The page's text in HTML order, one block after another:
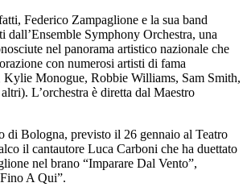
Federico Zampaglione e la sua band
dall’Ensemble Symphony Orchestra, una
nel panorama artistico nazionale che
con numerosi artisti di fama
Kylie Monogue, Robbie Williams, Sam Smith,
L’orchestra è diretta dal Maestro
di Bologna, previsto il 26 gennaio al Teatro
il cantautore Luca Carboni che ha duettato
nel brano “Imparare Dal Vento”,
A Qui”.